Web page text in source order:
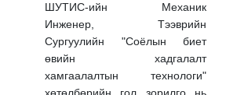
ШУТИС-ийн Механик
Инженер, Тээврийн
Сургуулийн "Соёлын биет
өвийн хадгалалт
хамгаалалтын технологи"